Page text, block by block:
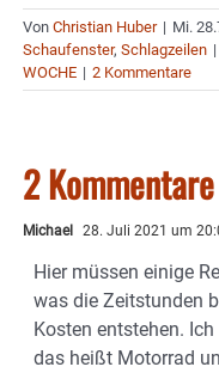
Von Christian Huber | Mi.
Schaufenster, Schlagzeilen |
WOCHE | 2 Kommentare
2 Kommentare
Michael 28. Juli 2021 um
Hier müssen einige
was die Zeitstunden
Kosten entstehen.
das heißt Motorrad